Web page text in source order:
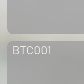
BTC001